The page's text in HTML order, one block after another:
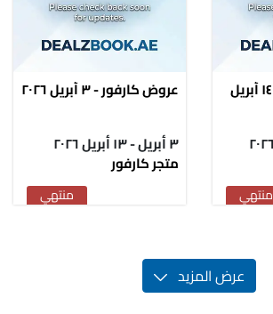
تخفيضات كارفور - ١٤ أبريل
منتهي
عروض كارفور - ٣ أبريل ٢٠٢٦
٣ أبريل - ١٣ أبريل ٢٠٢٦
متجر كارفور
منتهي
عرض المزيد